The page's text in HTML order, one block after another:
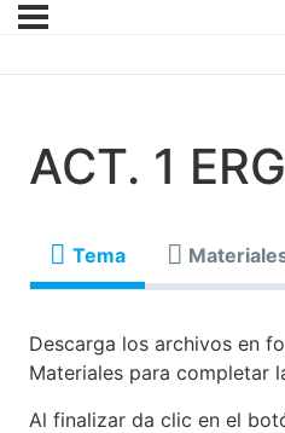
ACT. 1
Tema
Descarga los archivos en
Materiales para completar
Al finalizar da clic en el